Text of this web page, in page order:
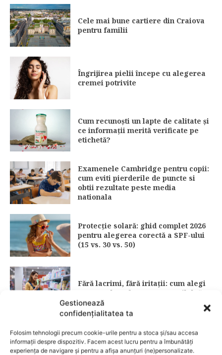
Gestionează
confidențialitatea ta
Folosim tehnologii precum cookie-urile pentru a stoca și/sau accesa
informații despre dispozitiv. Facem acest lucru pentru a îmbunătăți
experiența de navigare și pentru a afișa anunțuri (ne)personalizate.
Cele mai bune cartiere din Craiova
pentru familii
Îngrijirea pielii începe cu alegerea
cremei potrivite
Cum recunoști un lapte de calitate și
ce informații merită verificate pe
etichetă?
Examenele Cambridge pentru copii:
cum eviti pierderile de puncte si
obtii rezultate peste media
nationala
Protecție solară: ghid complet 2026
pentru alegerea corectă a SPF-ului
(15 vs. 30 vs. 50)
Fără lacrimi, fără iritații: cum alegi
șamponul perfect pentru copilul tău
CATEGORII POPULARE
EVENIMENTE
741
LIFESTYLE